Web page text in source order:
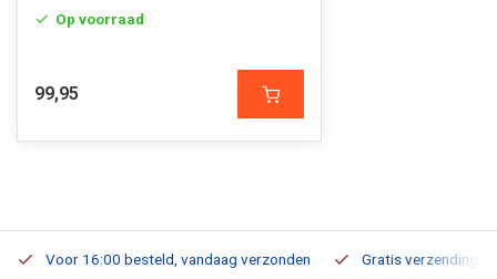
Op voorraad
99,95
Voor 16:00 besteld, vandaag verzonden Gratis verzending